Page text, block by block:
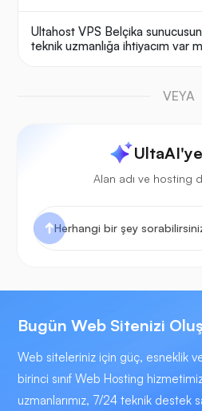
Ultahost VPS Belçika
teknik uzmanlığa ihtiyacım var
VEYA
Alan adı ve hosting
Bugün Web Sitenizi
Web siteleriniz için güç, esneklik ve
birinci sınıf Web Hosting
uzmanlarımız, 7/24 teknik destek